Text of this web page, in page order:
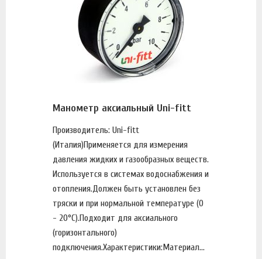
Манометр аксиальный Uni-fitt
Производитель: Uni-fitt
(Италия)Применяется для измерения
давления жидких и газообразных веществ.
Используется в системах водоснабжения и
отопления.Должен быть установлен без
тряски и при нормальной температуре (0
- 20°С).Подходит для аксиального
(горизонтального)
подключения.Характеристики:Материал...